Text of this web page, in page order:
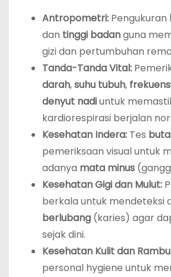
Antropometri: Pengukuran
dan tinggi badanguna
gizi dan pertumbuhan
Tanda-Tanda Vital:
darah,suhu tubuh,
denyut nadiuntuk
kardiorespirasi berjalan
Kesehatan Indera: Tes
pemeriksaan visual untuk
adanya mata minus
Kesehatan Gigi dan Mulut:
berkala untuk mendeteksi
berlubang (karies) agar
sejak dini.
Kesehatan Kulit dan
personal hygiene untuk